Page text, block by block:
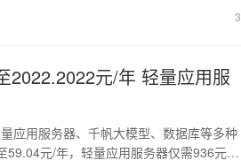
shadow: none !important;height:
3
2022.2022元/年 轻量应用服
应用服务器、千帆大模型、数据库等多种
59.04元/年，轻量应用服务器仅需936元/3